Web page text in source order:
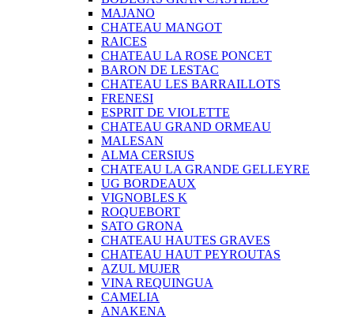
MAJANO
CHATEAU MANGOT
RAICES
CHATEAU LA ROSE PONCET
BARON DE LESTAC
CHATEAU LES BARRAILLOTS
FRENESI
ESPRIT DE VIOLETTE
CHATEAU GRAND ORMEAU
MALESAN
ALMA CERSIUS
CHATEAU LA GRANDE GELLEYRE
UG BORDEAUX
VIGNOBLES K
ROQUEBORT
SATO GRONA
CHATEAU HAUTES GRAVES
CHATEAU HAUT PEYROUTAS
AZUL MUJER
VINA REQUINGUA
CAMELIA
ANAKENA